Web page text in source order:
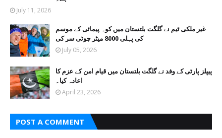
July 11, 2026
غیر ملکی ٹیم نے گلگت بلتستان میں کوہ پیمائی کے موسم
کی پہلی 8000 میٹر چوٹی سر کی
July 05, 2026
پیپلز پارٹی کے وفد نے گلگت بلتستان میں قیام امن کے عزم کا
اعادہ کیا۔
April 23, 2026
POST A COMMENT